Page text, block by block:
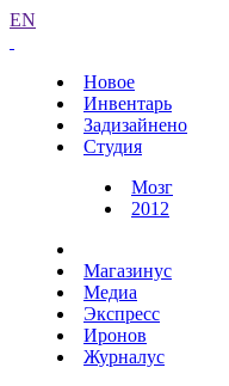
EN
Новое
Инвентарь
Задизайнено
Студия
Мозг
2012
Магазинус
Медиа
Экспресс
Иронов
Журналус